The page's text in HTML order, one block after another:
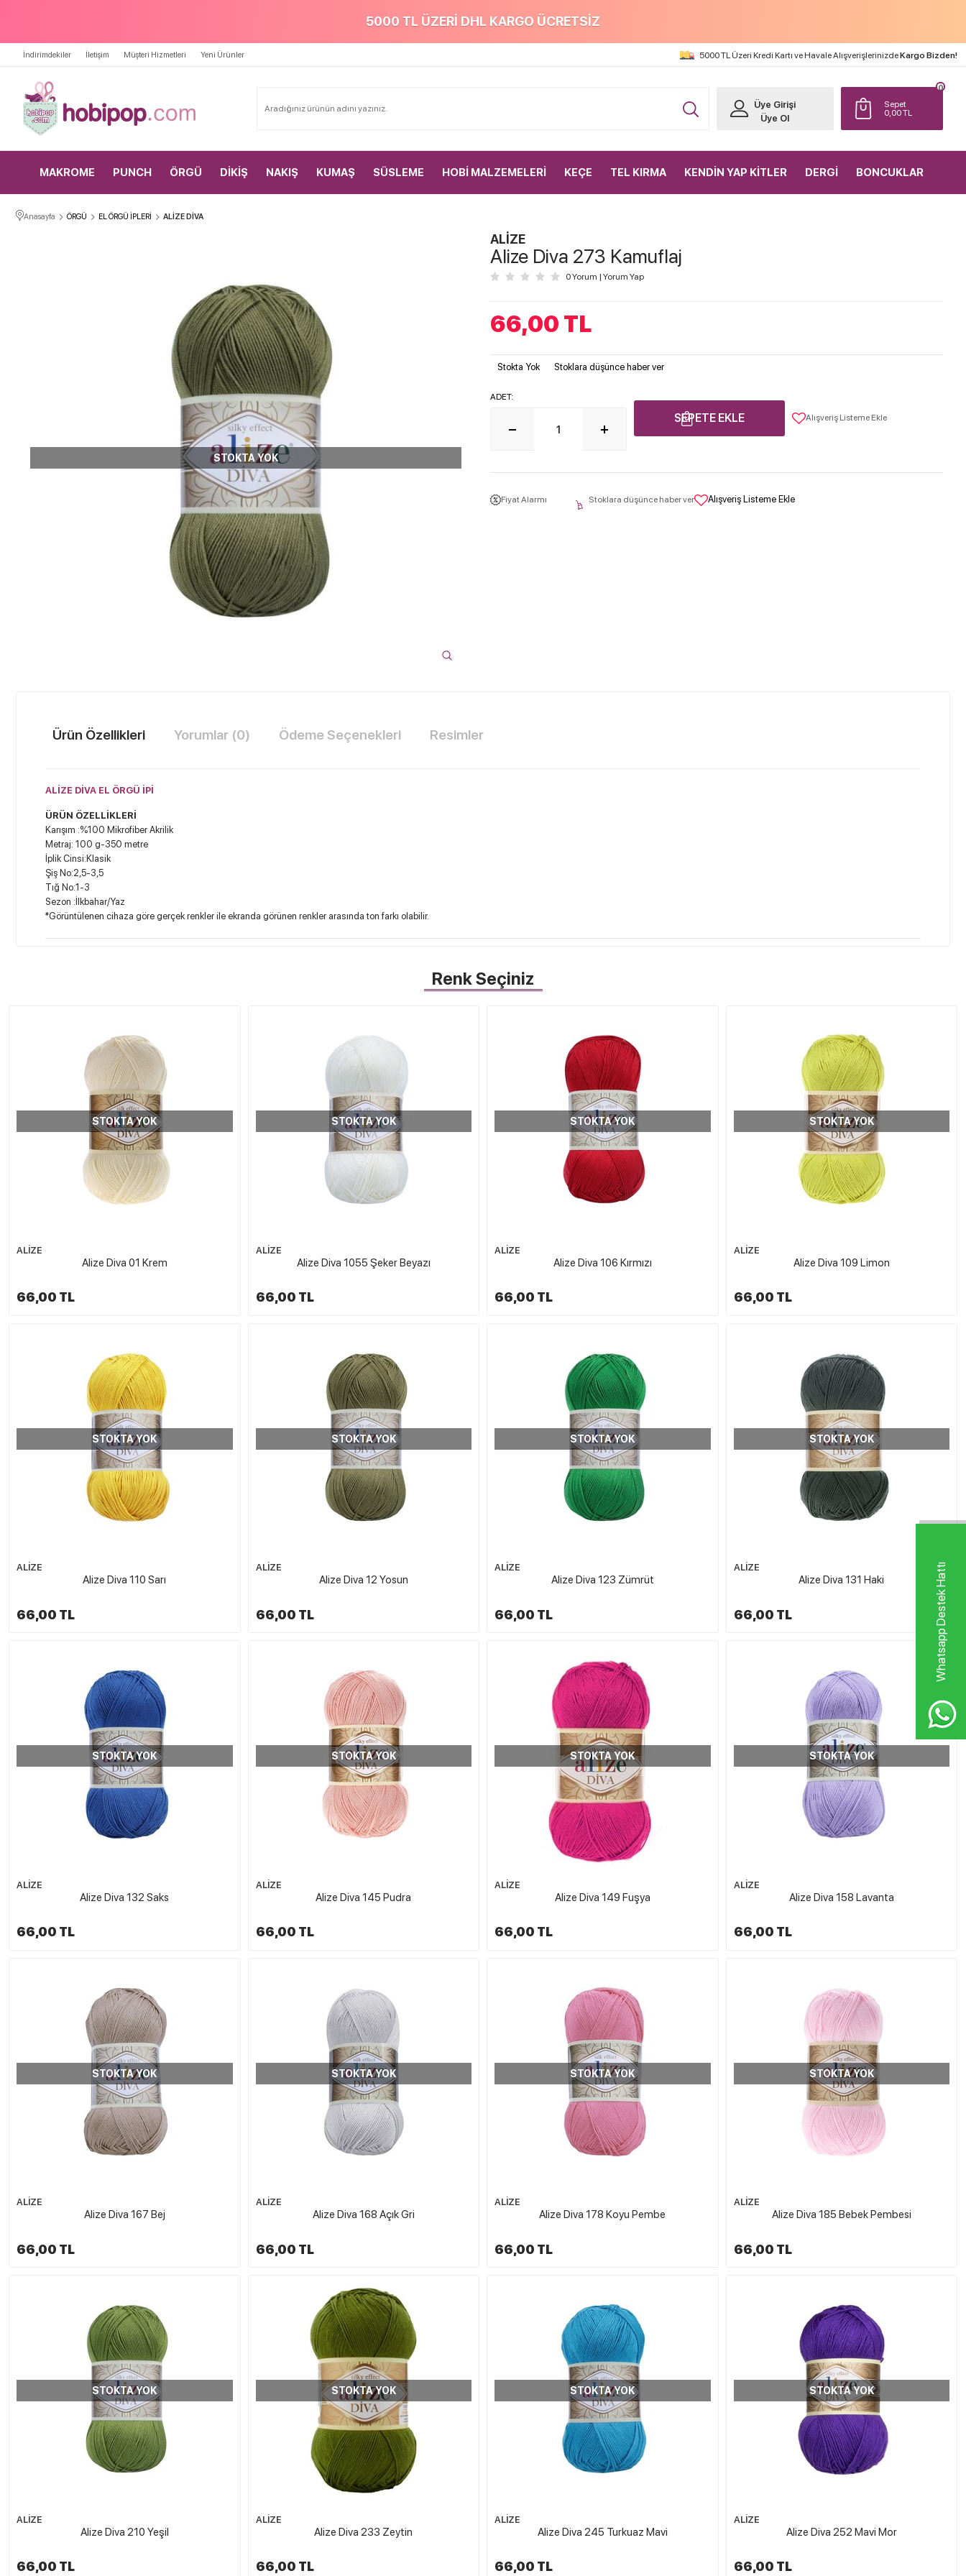
Whatsapp Destek Hattı
5000 TL ÜZERİ DHL KARGO ÜCRETSİZ
İndirimdekiler İletişim Müşteri Hizmetleri Yeni Ürünler 5000 TL Üzeri Kredi Kartı ve Havale AlışverişlerinizdeKargo Bizden!
Sepet
0,00TL
0
Üye Girişi
Üye Ol
MAKROME PUNCH ÖRGÜ DİKİŞ NAKIŞ KUMAŞ SÜSLEME HOBİ MALZEMELERİ KEÇE TEL KIRMA KENDİN YAP KİTLER DERGİ BONCUKLAR
Anasayfa ÖRGÜ EL ÖRGÜ İPLERİ ALİZE DİVA
STOKTA YOK
ALİZE
Alize Diva 273 Kamuflaj
0 Yorum | Yorum Yap
66,00 TL
Stokta Yok Stoklara düşünce haber ver
ADET:
SEPETE EKLE Alışveriş Listeme Ekle
Fiyat Alarmı Stoklara düşünce haber ver Alışveriş Listeme Ekle
Ürün Özellikleri Yorumlar (0) Ödeme Seçenekleri Resimler
ALİZE DİVA EL ÖRGÜ İPİ
ÜRÜN ÖZELLİKLERİ
Karışım :%100 Mikrofiber Akrilik
Metraj: 100 g-350 metre
İplik Cinsi:Klasik
Şiş No:2,5-3,5
Tığ No:1-3
Sezon :İlkbahar/Yaz
*Görüntülenen cihaza göre gerçek renkler ile ekranda görünen renkler arasında ton farkı olabilir.
Renk Seçiniz
STOKTA YOK
ALİZE
Alize Diva 01 Krem
66,00 TL
STOKTA YOK
ALİZE
Alize Diva 1055 Şeker Beyazı
66,00 TL
STOKTA YOK
ALİZE
Alize Diva 106 Kırmızı
66,00 TL
STOKTA YOK
ALİZE
Alize Diva 109 Limon
66,00 TL
STOKTA YOK
ALİZE
Alize Diva 110 Sarı
66,00 TL
STOKTA YOK
ALİZE
Alize Diva 12 Yosun
66,00 TL
STOKTA YOK
ALİZE
Alize Diva 123 Zümrüt
66,00 TL
STOKTA YOK
ALİZE
Alize Diva 131 Haki
66,00 TL
STOKTA YOK
ALİZE
Alize Diva 132 Saks
66,00 TL
STOKTA YOK
ALİZE
Alize Diva 145 Pudra
66,00 TL
STOKTA YOK
ALİZE
Alize Diva 149 Fuşya
66,00 TL
STOKTA YOK
ALİZE
Alize Diva 158 Lavanta
66,00 TL
STOKTA YOK
ALİZE
Alize Diva 167 Bej
66,00 TL
STOKTA YOK
ALİZE
Alize Diva 168 Açık Gri
66,00 TL
STOKTA YOK
ALİZE
Alize Diva 178 Koyu Pembe
66,00 TL
STOKTA YOK
ALİZE
Alize Diva 185 Bebek Pembesi
66,00 TL
STOKTA YOK
ALİZE
Alize Diva 210 Yeşil
66,00 TL
STOKTA YOK
ALİZE
Alize Diva 233 Zeytin
66,00 TL
STOKTA YOK
ALİZE
Alize Diva 245 Turkuaz Mavi
66,00 TL
STOKTA YOK
ALİZE
Alize Diva 252 Mavi Mor
66,00 TL